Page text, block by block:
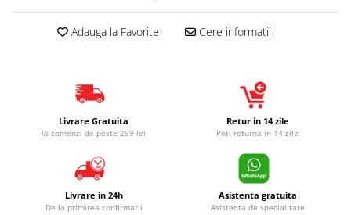
Adauga la Favorite Cere informatii
Livrare Gratuita
la comenzi de peste 299 lei
Retur in 14 zile
Poti returna in 14 zile
Livrare in 24h
De la primirea confirmarii
Asistenta gratuita
Asistenta de specialitate